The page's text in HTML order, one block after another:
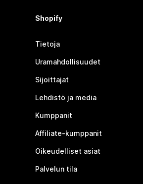
Shopify
Tietoja
Uramahdollisuudet
Sijoittajat
Lehdistö ja media
Kumppanit
Affiliate-kumppanit
Oikeudelliset asiat
Palvelun tila